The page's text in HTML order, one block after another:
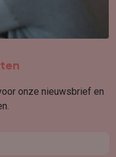
onze nieuwsbrief en